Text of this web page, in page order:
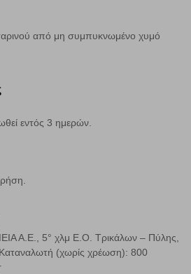
από μη συμπυκνωμένο χυμό
εντός 3 ημερών.
Α.Ε., 5° χλμ Ε.Ο. Τρικάλων – Πύλης,
(χωρίς χρέωση): 800
Αποδοχή όλων